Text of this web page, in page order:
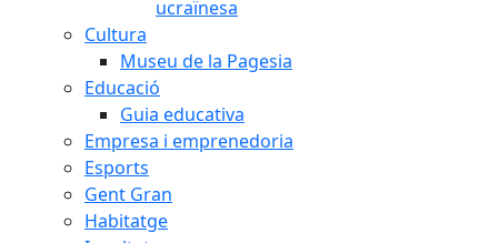
ucraïnesa
Cultura
Museu de la Pagesia
Educació
Guia educativa
Empresa i emprenedoria
Esports
Gent Gran
Habitatge